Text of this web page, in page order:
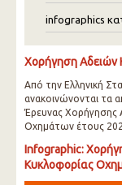
infographics
Χορήγηση Αδειών
Από την Ελληνική
ανακοινώνονται τα
Έρευνας Χορήγησης
Οχημάτων έτους
Infographic:
Κυκλοφορίας